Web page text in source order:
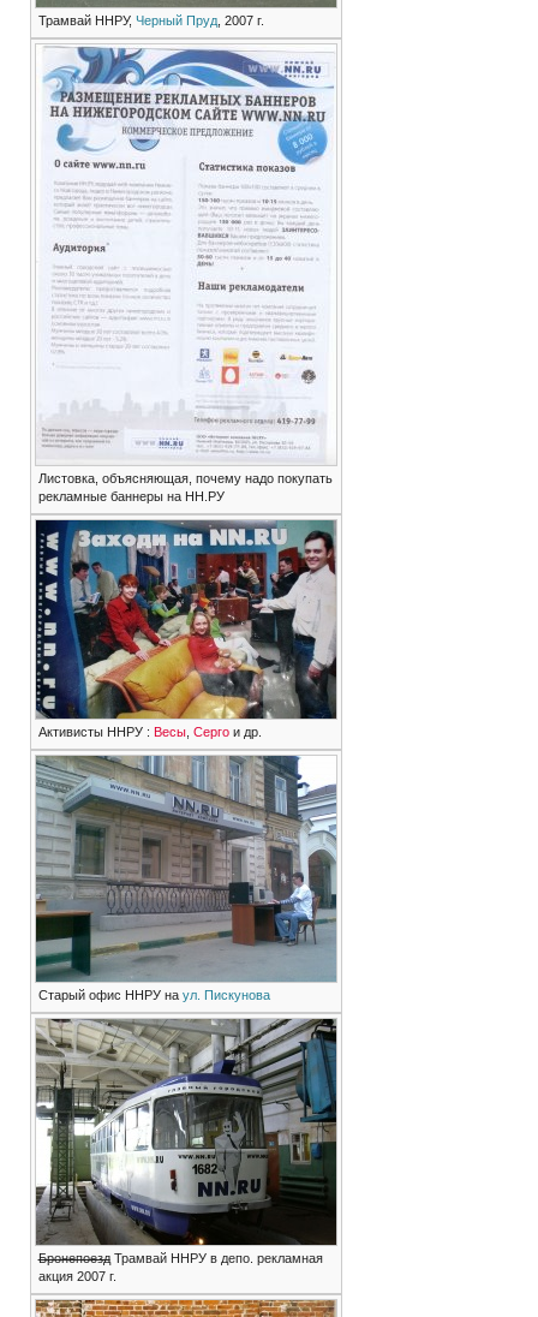
Трамвай ННРУ, Черный Пруд, 2007 г.
Листовка, объясняющая, почему надо покупать
рекламные баннеры на НН.РУ
Активисты ННРУ : Весы, Сергои др.
Старый офис ННРУ на ул. Пискунова
БронепоездТрамвай ННРУ в депо. рекламная
акция 2007 г.